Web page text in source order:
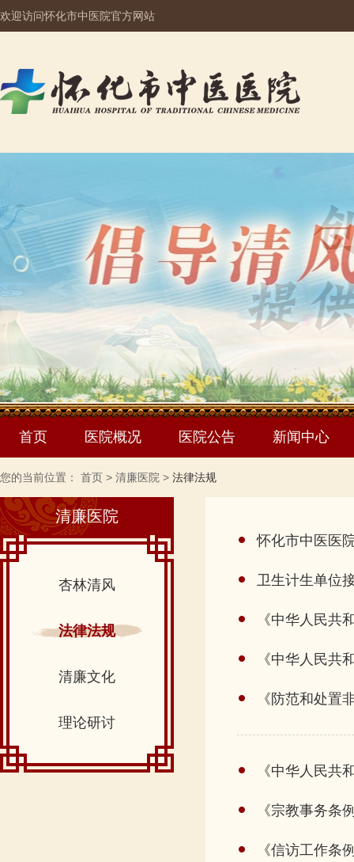
欢迎访问怀化市中医院官方网站
首页 医院概况 医院公告 新闻中心
您的当前位置： 首页 > 清廉医院 > 法律法规
清廉医院
杏林清风
法律法规
清廉文化
理论研讨
怀化市中医医
卫生计生单位
《中华人民共
《中华人民共
《防范和处置
《中华人民共
《宗教事务条
《信访工作条